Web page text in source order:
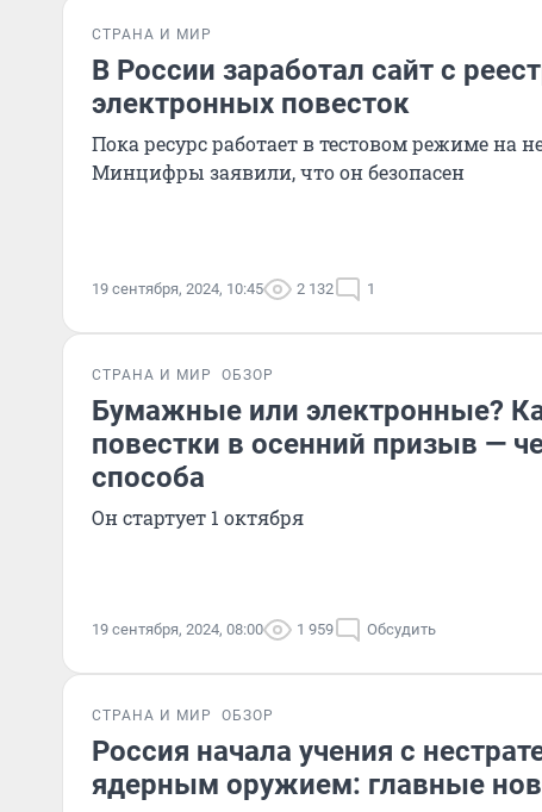
СТРАНА И МИР
В России заработал сайт с
электронных повесток
Пока ресурс работает в тестовом режиме на
Минцифры заявили, что он безопасен
19 сентября, 2024, 10:45 2 132 1
СТРАНА И МИР ОБЗОР
Бумажные или электронные?
повестки в осенний призыв —
способа
Он стартует 1 октября
19 сентября, 2024, 08:00 1 959 Обсудить
СТРАНА И МИР ОБЗОР
Россия начала учения с
ядерным оружием: главные